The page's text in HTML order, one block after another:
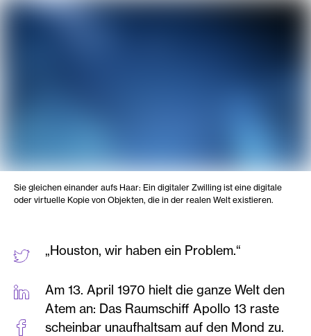
Sie gleichen einander aufs Haar: Ein digitaler Zwilling ist eine digitale
oder virtuelle Kopie von Objekten, die in der realen Welt existieren.
„Houston, wir haben ein Problem.“
Am 13. April 1970 hielt die ganze Welt den
Atem an: Das Raumschiff Apollo 13 raste
scheinbar unaufhaltsam auf den Mond zu.